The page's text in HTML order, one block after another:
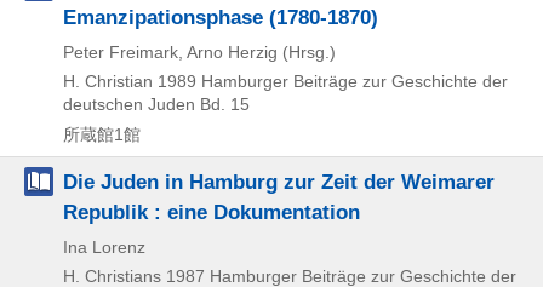
Emanzipationsphase (1780-1870)
Peter Freimark, Arno Herzig (Hrsg.)
H. Christian 1989 Hamburger Beiträge zur Geschichte der
deutschen Juden Bd. 15
所蔵館1館
Die Juden in Hamburg zur Zeit der Weimarer
Republik : eine Dokumentation
Ina Lorenz
H. Christians 1987 Hamburger Beiträge zur Geschichte der